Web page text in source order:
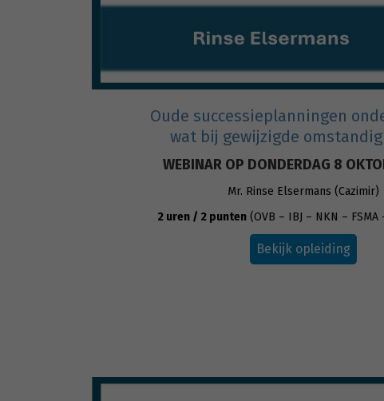
Oude successieplanningen
wat bij gewijzigde
WEBINAR OP DONDERDAG 8
Mr. Rinse Elsermans (Cazimir)
2 uren / 2 punten (OVB – IBJ – NKN – FSMA
Bekijk opleiding